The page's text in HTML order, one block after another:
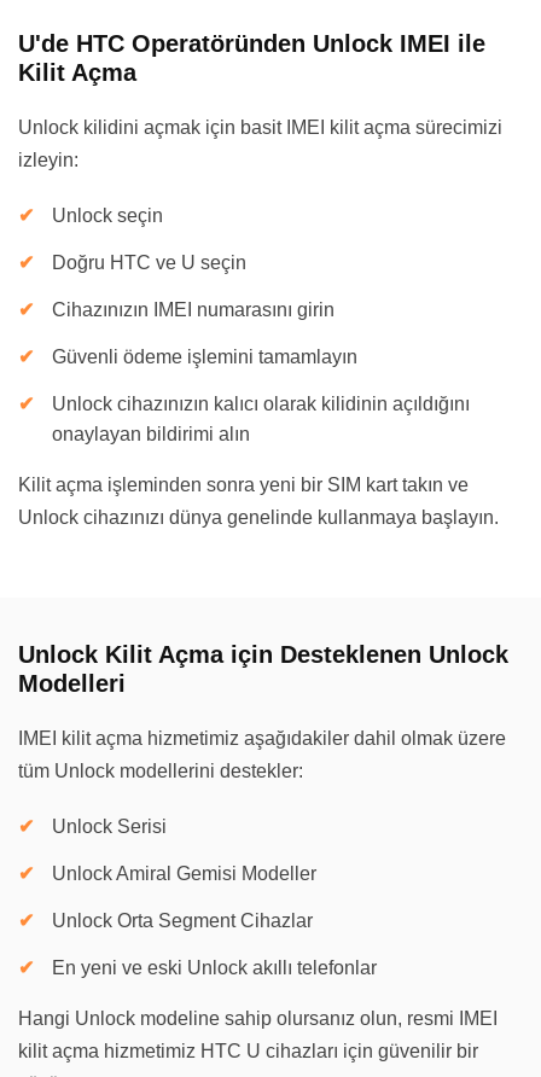
U'de HTC Operatöründen Unlock IMEI ile
Kilit Açma
Unlock kilidini açmak için basit IMEI kilit açma sürecimizi
izleyin:
Unlock seçin
Doğru HTC ve U seçin
Cihazınızın IMEI numarasını girin
Güvenli ödeme işlemini tamamlayın
Unlock cihazınızın kalıcı olarak kilidinin açıldığını
onaylayan bildirimi alın
Kilit açma işleminden sonra yeni bir SIM kart takın ve
Unlock cihazınızı dünya genelinde kullanmaya başlayın.
Unlock Kilit Açma için Desteklenen Unlock
Modelleri
IMEI kilit açma hizmetimiz aşağıdakiler dahil olmak üzere
tüm Unlock modellerini destekler:
Unlock Serisi
Unlock Amiral Gemisi Modeller
Unlock Orta Segment Cihazlar
En yeni ve eski Unlock akıllı telefonlar
Hangi Unlock modeline sahip olursanız olun, resmi IMEI
kilit açma hizmetimiz HTC U cihazları için güvenilir bir